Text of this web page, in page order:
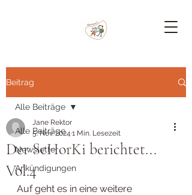
Beitrag
Alle Beiträge
Newsletter
Ankündigungen
Alle Beiträge
Der ScHorKi berichtet...
Vol.4
Jane Rektor
5. Nov. 2024 1 Min. Lesezeit
Auf geht es in eine weitere